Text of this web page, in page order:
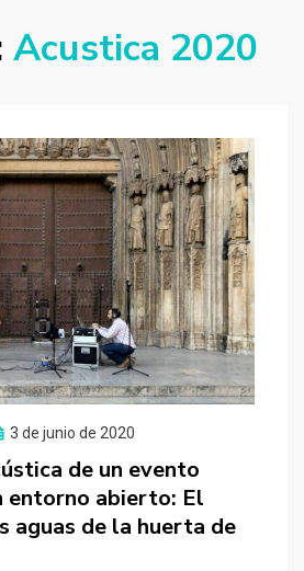
Acustica 2020
3 de junio de 2020
de un evento
entorno abierto: El
aguas de la huerta de